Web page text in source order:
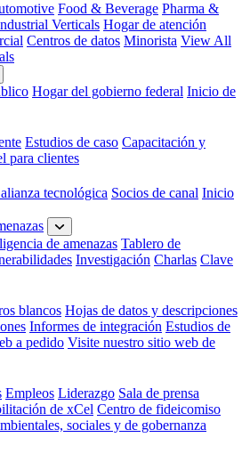
Food & Beverage Pharma &
Verticals Hogar de atención
Centros de datos Minorista View All
Hogar del gobierno federal Inicio de
Estudios de caso Capacitación y
para clientes
tecnológica Socios de canal Inicio
de amenazas Tablero de
Investigación Charlas Clave
blancos Hojas de datos y descripciones
Informes de integración Estudios de
a pedido Visite nuestro sitio web de
Empleos Liderazgo Sala de prensa
de xCel Centro de fideicomiso
sociales y de gobernanza